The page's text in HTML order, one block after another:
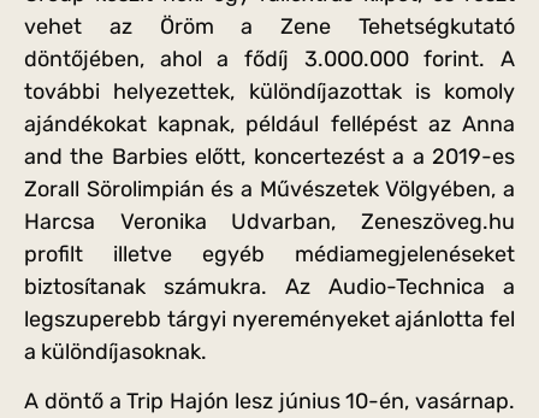
vehet az Öröm a Zene Tehetségkutató
döntőjében, ahol a fődíj 3.000.000 forint. A
további helyezettek, különdíjazottak is komoly
ajándékokat kapnak, például fellépést az Anna
and the Barbies előtt, koncertezést a a 2019-es
Zorall Sörolimpián és a Művészetek Völgyében, a
Harcsa Veronika Udvarban, Zeneszöveg.hu
profilt illetve egyéb médiamegjelenéseket
biztosítanak számukra. Az Audio-Technica a
legszuperebb tárgyi nyereményeket ajánlotta fel
a különdíjasoknak.
A döntő a Trip Hajón lesz június 10-én, vasárnap.